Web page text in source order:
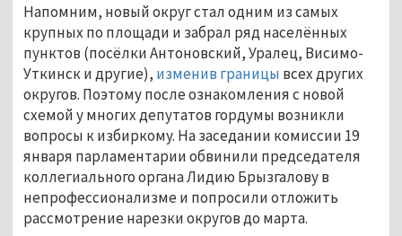
Напомним, новый округ стал одним из самых
крупных по площади и забрал ряд населённых
пунктов (посёлки Антоновский, Уралец, Висимо-
Уткинск и другие), изменив границы всех других
округов. Поэтому после ознакомления с новой
схемой у многих депутатов гордумы возникли
вопросы к избиркому. На заседании комиссии 19
января парламентарии обвинили председателя
коллегиального органа Лидию Брызгалову в
непрофессионализме и попросили отложить
рассмотрение нарезки округов до марта.